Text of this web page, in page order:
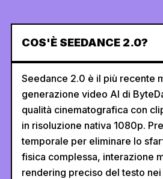
COS'È SEEDANCE 2.0?
Seedance 2.0 è il più recente
generazione video AI di
qualità cinematografica con
in risoluzione nativa 1080p.
temporale per eliminare lo
fisica complessa, interazione
rendering preciso del testo